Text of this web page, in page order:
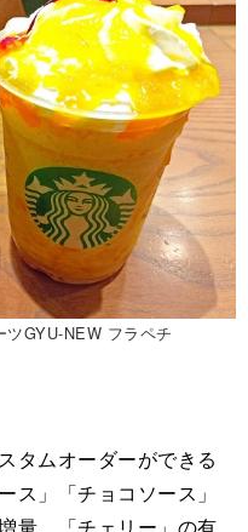
GYU‐NEW フラペチ
タムオーダーができる
ス」「チョコソース」